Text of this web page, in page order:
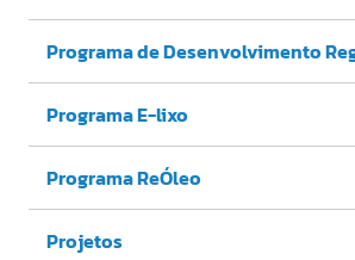
Programa de Desenvolvimento
Programa E-lixo
Programa ReÓleo
Projetos